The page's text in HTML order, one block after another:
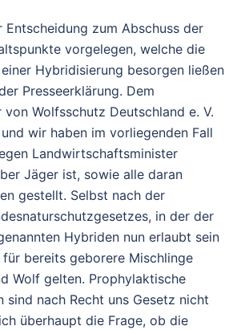
Entscheidung zum Abschuss der
vorgelegen, welche die
Hybridisierung besorgen ließen
Presseerklärung. Dem
Wolfsschutz Deutschland e. V.
wir haben im vorliegenden Fall
Landwirtschaftsminister
Jäger ist, sowie alle daran
gestellt. Selbst nach der
in der der
Hybriden nun erlaubt sein
bereits geborere Mischlinge
Wolf gelten. Prophylaktische
sind nach Recht uns Gesetz nicht
überhaupt die Frage, ob die